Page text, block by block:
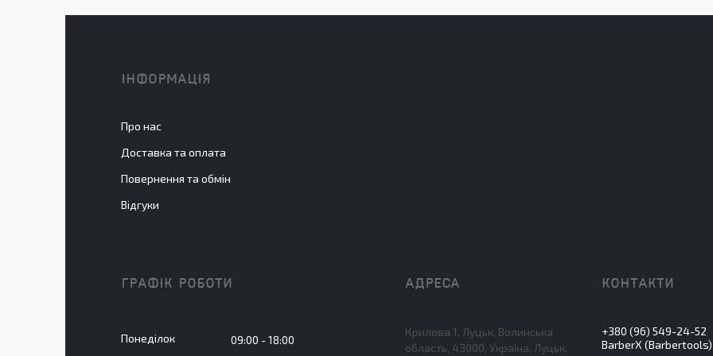
ІНФОРМАЦІЯ
Про нас
Доставка та оплата
Повернення та обмін
Відгуки
ГРАФІК РОБОТИ
Понеділок 09:00 18:00
Крилова 1, Луцьк, Волинська
область, 43000, Україна, Луцьк,
+380 (96) 549-24-52
BarberX (Barbertools)